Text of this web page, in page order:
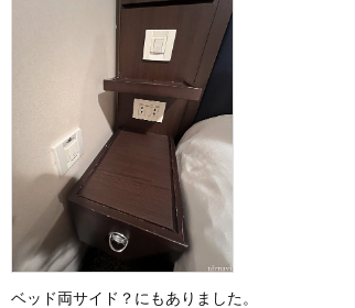
ベッド両サイド？にもありました。